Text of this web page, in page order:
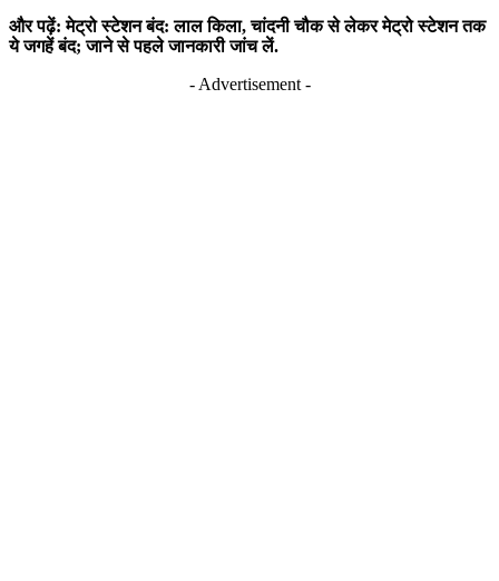
और पढ़ें: मेट्रो स्टेशन बंद: लाल किला, चांदनी चौक से लेकर मेट्रो स्टेशन तक
ये जगहें बंद; जाने से पहले जानकारी जांच लें.
- Advertisement -